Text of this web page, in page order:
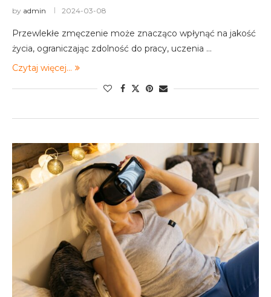
by admin 2024-03-08
Przewlekłe zmęczenie może znacząco wpłynąć na jakość
życia, ograniczając zdolność do pracy, uczenia …
Czytaj więcej...